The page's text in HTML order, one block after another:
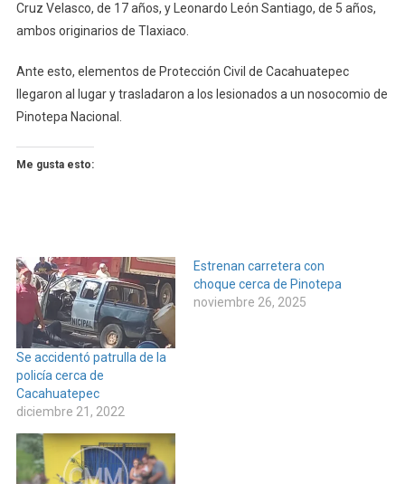
Cruz Velasco, de 17 años, y Leonardo León Santiago, de 5 años,
ambos originarios de Tlaxiaco.
Ante esto, elementos de Protección Civil de Cacahuatepec
llegaron al lugar y trasladaron a los lesionados a un nosocomio de
Pinotepa Nacional.
Me gusta esto:
Se accidentó patrulla de la
policía cerca de
Cacahuatepec
diciembre 21, 2022
Estrenan carretera con
choque cerca de Pinotepa
noviembre 26, 2025